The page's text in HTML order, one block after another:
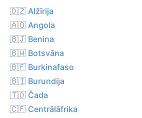
🇩🇿 Alžīrija
🇦🇴 Angola
🇧🇯 Benina
🇧🇼 Botsvāna
🇧🇫 Burkinafaso
🇧🇮 Burundija
🇹🇩 Čada
🇨🇫 Centrālāfrika